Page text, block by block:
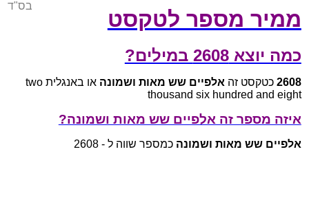
ממיר מספר לטקסט
בס"ד
כמה יוצא 2608 במילים?
2608 כטקסט זה אלפיים שש מאות ושמונה
או באנגלית two
thousand six hundred and eight
איזה מספר זה אלפיים שש מאות ושמונה?
אלפיים שש מאות ושמונה כמספר שווה ל - 2608